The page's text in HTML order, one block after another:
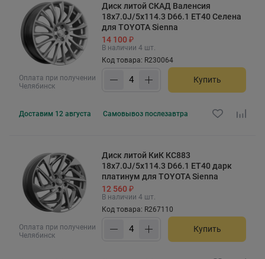
Оплата при получении
Челябинск
Диск литой СКАД Валенсия
18x7.0J/5x114.3 D66.1 ET40 Селена
для TOYOTA Sienna
14 100 ₽
В наличии 4 шт.
Код товара: R230064
Купить
Доставим 12 августа Самовывоз послезавтра
Оплата при получении
Челябинск
Диск литой КиК КС883
18x7.0J/5x114.3 D66.1 ET40 дарк
платинум для TOYOTA Sienna
12 560 ₽
В наличии 4 шт.
Код товара: R267110
Купить